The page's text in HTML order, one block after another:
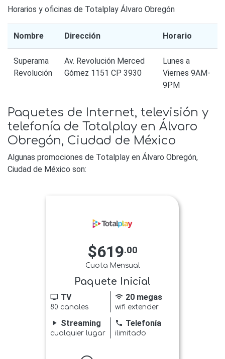
Horarios y oficinas de Totalplay Álvaro Obregón
Nombre Dirección Horario
Superama
Revolución
Av. Revolución Merced
Gómez 1151 CP 3930
Lunes a
Viernes 9AM-
9PM
Paquetes de Internet, televisión y
telefonía de Totalplay en Álvaro
Obregón, Ciudad de México
Algunas promociones de Totalplay en Álvaro Obregón,
Ciudad de México son:
$619.00
Cuota Mensual
Paquete Inicial
tv TV
80 canales
wifi 20 megas
wifi extender
play_arrow Streaming
cualquier lugar
phone Telefonía
ilimitado